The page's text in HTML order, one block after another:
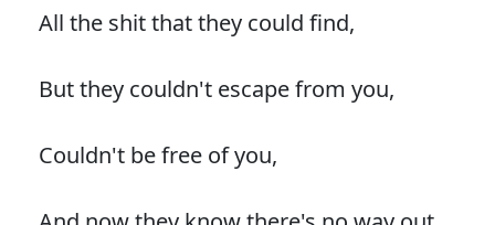
All the shit that they could find,
But they couldn't escape from you,
Couldn't be free of you,